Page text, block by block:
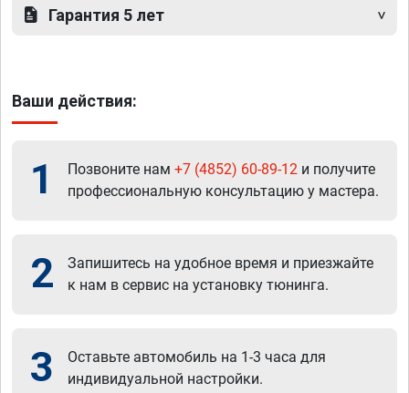
Гарантия 5 лет
Ваши действия:
1 Позвоните нам +7 (4852) 60-89-12 и получите
профессиональную консультацию у мастера.
2
Запишитесь на удобное время и приезжайте
к нам в сервис на установку тюнинга.
3
Оставьте автомобиль на 1-3 часа для
индивидуальной настройки.